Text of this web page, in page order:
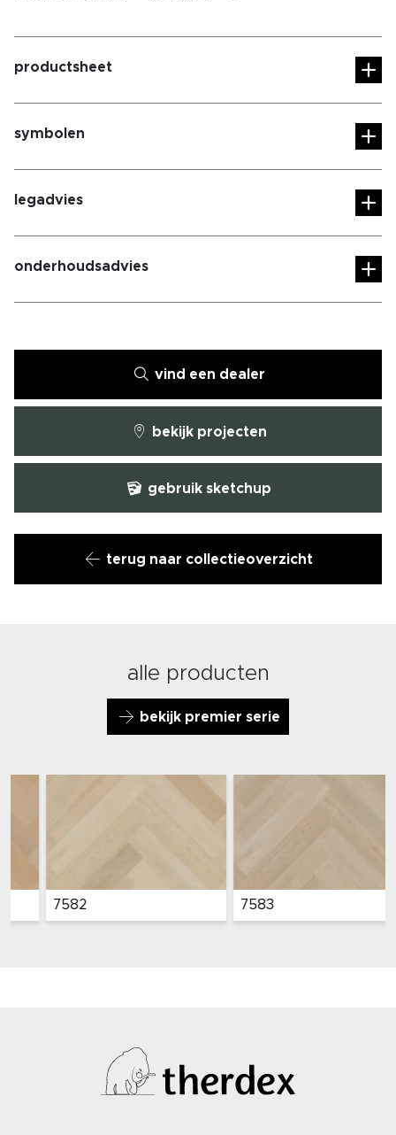
productsheet
symbolen
legadvies
onderhoudsadvies
terug naar collectieoverzicht
vind een dealer
bekijk projecten
gebruik sketchup
alle producten
bekijk premier serie
7582 7583